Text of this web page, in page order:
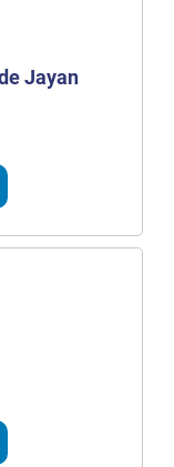
Jayan